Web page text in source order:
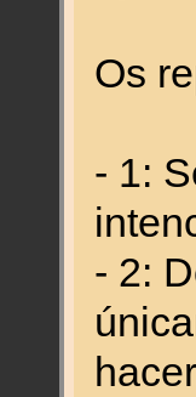
Os
- 1:
- 2: